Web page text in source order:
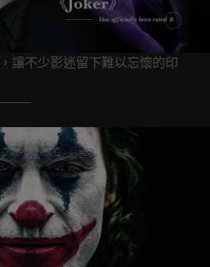
讓不少影迷留下難以忘懷的印